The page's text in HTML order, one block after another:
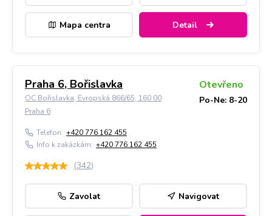
Mapa centra Detail
Praha 6, Bořislavka
OC Bořislavka, Evropská 866/65, 160 00
Praha 6
Otevřeno
Po-Ne: 8-20
Telefon: +420 776 162 455
Info k zakázkám: +420 776 162 455
(342)
Zavolat Navigovat